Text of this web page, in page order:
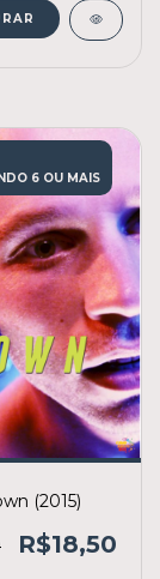
6 OU MAIS
(2015)
R$18,50